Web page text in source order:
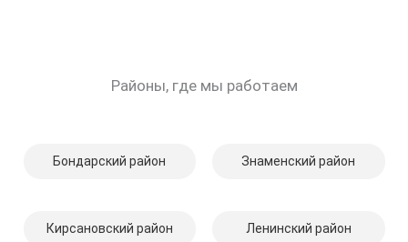
Районы, где мы работаем
Бондарский район Знаменский район
Кирсановский район Ленинский район